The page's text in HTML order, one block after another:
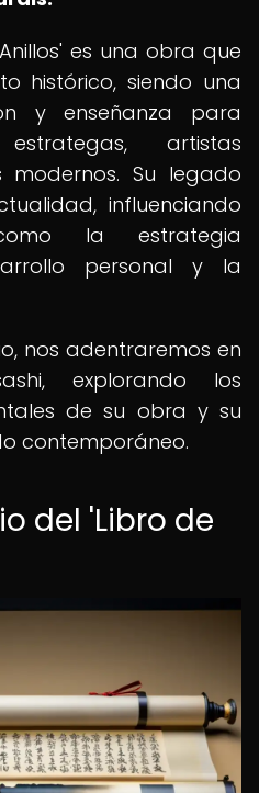
es una obra que
histórico, siendo una
y enseñanza para
artistas
modernos. Su legado
influenciando
la estrategia
personal y la
nos adentraremos en
explorando los
de su obra y su
contemporáneo.
del 'Libro de